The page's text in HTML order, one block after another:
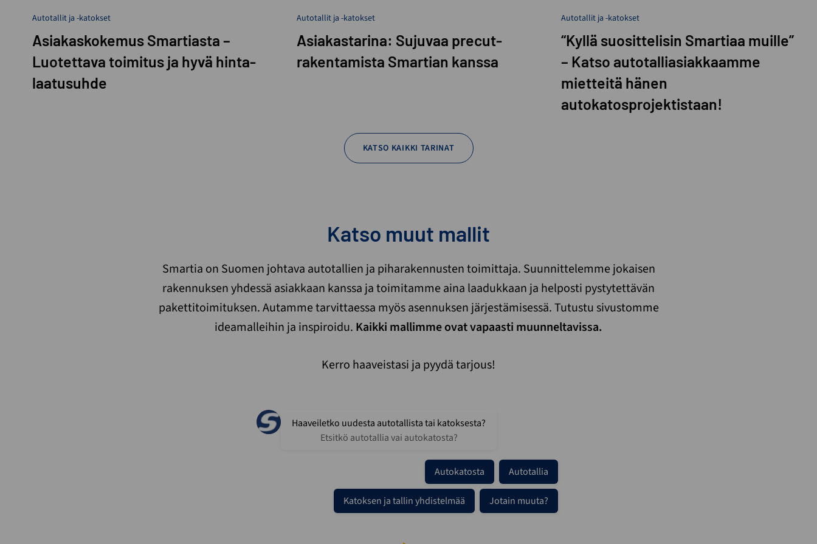
Autotallit ja -katokset
Asiakaskokemus Smartiasta –
Luotettava toimitus ja hyvä hinta-
laatusuhde
Autotallit ja -katokset
Asiakastarina: Sujuvaa precut-
rakentamista Smartian kanssa
Autotallit ja -katokset
“Kyllä suosittelisin Smartiaa muille”
– Katso autotalliasiakkaamme
mietteitä hänen
autokatosprojektistaan!
KATSO KAIKKI TARINAT
Katso muut mallit
Smartia on Suomen johtava autotallien ja piharakennusten toimittaja. Suunnittelemme jokaisen
rakennuksen yhdessä asiakkaan kanssa ja toimitamme aina laadukkaan ja helposti pystytettävän
pakettitoimituksen. Autamme tarvittaessa myös asennuksen järjestämisessä. Tutustu sivustomme
ideamalleihin ja inspiroidu. Kaikki mallimme ovat vapaasti muunneltavissa.
Kerro haaveistasi ja pyydä tarjous!
Haaveiletko uudesta autotallista tai katoksesta?
Etsitkö autotallia vai autokatosta?
Autokatosta Autotallia
Katoksen ja tallin yhdistelmää Jotain muuta?